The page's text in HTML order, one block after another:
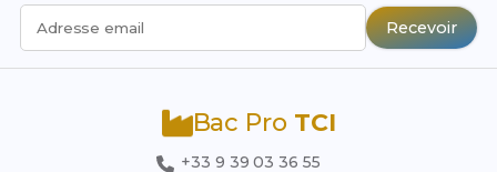
Adresse email Recevoir
Bac Pro TCI
+33 9 39 03 36 55